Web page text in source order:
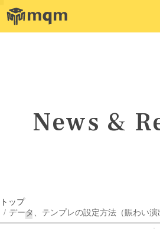
News &
トップ
データ、テンプレの設定方法（賑わい演